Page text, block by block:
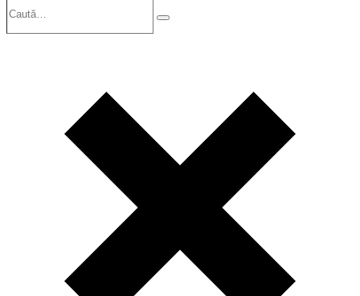
Search